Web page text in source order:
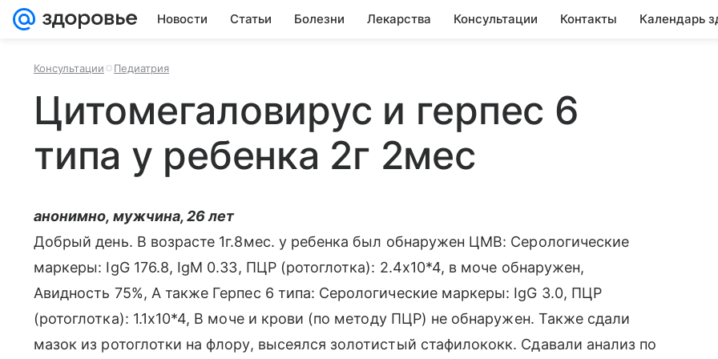
Новости Статьи Болезни Лекарства Консультации Контакты Календарь
Консультации Педиатрия
Цитомегаловирус и герпес 6
типа у ребенка 2г 2мес
анонимно, мужчина, 26 лет
Добрый день. В возрасте 1г.8мес. у ребенка был обнаружен ЦМВ: Серологические
маркеры: IgG 176.8, IgM 0.33, ПЦР (ротоглотка): 2.4х10*4, в моче обнаружен,
Авидность 75%, А также Герпес 6 типа: Серологические маркеры: IgG 3.0, ПЦР
(ротоглотка): 1.1х10*4, В моче и крови (по методу ПЦР) не обнаружен. Также сдали
мазок из ротоглотки на флору, высеялся золотистый стафилококк. Сдавали анализ по